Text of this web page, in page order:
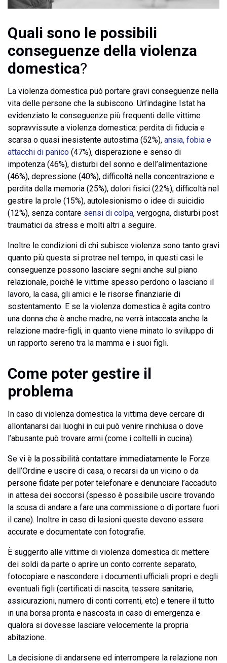
Quali sono le possibili
conseguenze della violenza
domestica?
La violenza domestica può portare gravi conseguenze nella
vita delle persone che la subiscono. Un’indagine Istat ha
evidenziato le conseguenze più frequenti delle vittime
sopravvissute a violenza domestica: perdita di fiducia e
scarsa o quasi inesistente autostima (52%), ansia, fobia e
attacchi di panico (47%), disperazione e senso di
impotenza (46%), disturbi del sonno e dell’alimentazione
(46%), depressione (40%), difficoltà nella concentrazione e
perdita della memoria (25%), dolori fisici (22%), difficoltà nel
gestire la prole (15%), autolesionismo o idee di suicidio
(12%), senza contare sensi di colpa, vergogna, disturbi post
traumatici da stress e molti altri a seguire.
Inoltre le condizioni di chi subisce violenza sono tanto gravi
quanto più questa si protrae nel tempo, in questi casi le
conseguenze possono lasciare segni anche sul piano
relazionale, poiché le vittime spesso perdono o lasciano il
lavoro, la casa, gli amici e le risorse finanziarie di
sostentamento. E se la violenza domestica è agita contro
una donna che è anche madre, ne verrà intaccata anche la
relazione madre-figli, in quanto viene minato lo sviluppo di
un rapporto sereno tra la mamma e i suoi figli.
Come poter gestire il
problema
In caso di violenza domestica la vittima deve cercare di
allontanarsi dai luoghi in cui può venire rinchiusa o dove
l’abusante può trovare armi (come i coltelli in cucina).
Se vi è la possibilità contattare immediatamente le Forze
dell’Ordine e uscire di casa, o recarsi da un vicino o da
persone fidate per poter telefonare e denunciare l’accaduto
in attesa dei soccorsi (spesso è possibile uscire trovando
la scusa di andare a fare una commissione o di portare fuori
il cane). Inoltre in caso di lesioni queste devono essere
accurate e documentate con fotografie.
È suggerito alle vittime di violenza domestica di: mettere
dei soldi da parte o aprire un conto corrente separato,
fotocopiare e nascondere i documenti ufficiali propri e degli
eventuali figli (certificati di nascita, tessere sanitarie,
assicurazioni, numero di conti correnti, etc) e tenere il tutto
in una borsa pronta e nascosta in caso di emergenza e
qualora si dovesse lasciare velocemente la propria
abitazione.
La decisione di andarsene ed interrompere la relazione non